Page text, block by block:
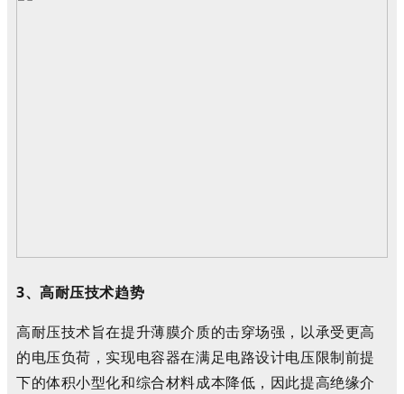
3、高耐压技术趋势
高耐压技术旨在提升薄膜介质的击穿场强，以承受更高
的电压负荷，实现电容器在满足电路设计电压限制前提
下的体积小型化和综合材料成本降低，因此提高绝缘介